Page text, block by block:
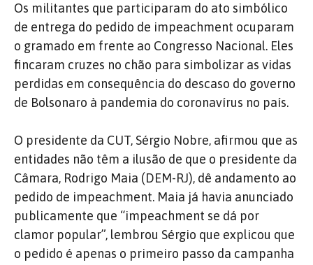
Os militantes que participaram do ato simbólico
de entrega do pedido de impeachment ocuparam
o gramado em frente ao Congresso Nacional. Eles
fincaram cruzes no chão para simbolizar as vidas
perdidas em consequência do descaso do governo
de Bolsonaro à pandemia do coronavírus no país.
O presidente da CUT, Sérgio Nobre, afirmou que as
entidades não têm a ilusão de que o presidente da
Câmara, Rodrigo Maia (DEM-RJ), dê andamento ao
pedido de impeachment. Maia já havia anunciado
publicamente que “impeachment se dá por
clamor popular”, lembrou Sérgio que explicou que
o pedido é apenas o primeiro passo da campanha